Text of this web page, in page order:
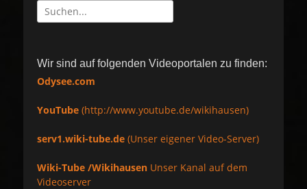
Suche
nach:
Wir sind auf folgenden Videoportalen zu finden:
Odysee.com
YouTube (http://www.youtube.de/wikihausen)
serv1.wiki-tube.de (Unser eigener Video-Server)
Wiki-Tube /Wikihausen Unser Kanal auf dem
Videoserver